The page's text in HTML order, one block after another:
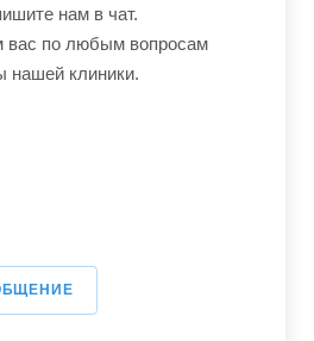
нам в чат.
вас по любым вопросам
нашей клиники.